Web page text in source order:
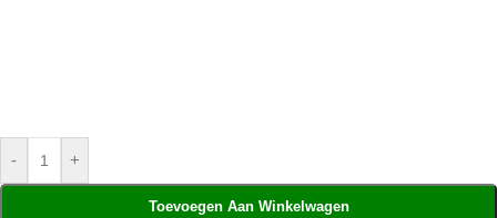
- +
Toevoegen Aan Winkelwagen